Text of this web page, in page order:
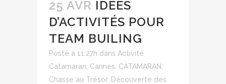
25 AVR IDÉES
D’ACTIVITÉS POUR
TEAM BUILING
Posté à 11:27h dans Activité
Catamaran Cannes CATAMARAN
Chasse au Trésor, Découverte des